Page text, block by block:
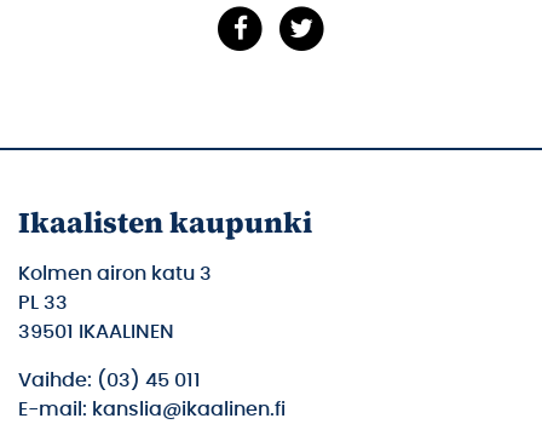
Ikaalisten kaupunki
Kolmen airon katu 3
PL 33
39501 IKAALINEN
Vaihde: (03) 45 011
E-mail: kanslia@ikaalinen.fi